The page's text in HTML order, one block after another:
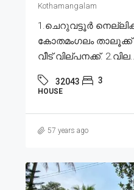
Kothamangalam
1.ചെറുവട്ടൂർ
കോതമംഗലം താലൂക്ക്
വീട് വില്പനക്ക്.
32043 3
HOUSE
57 years ago